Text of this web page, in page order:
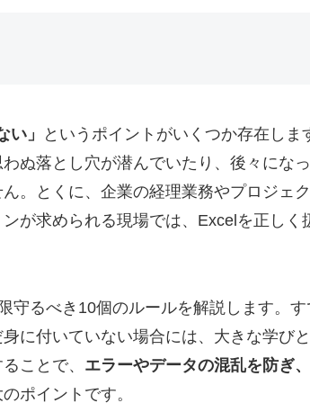
」
というポイントがいくつか存在しま
ぬ落とし穴が潜んでいたり、後々にな
。とくに、企業の経理業務やプロジェ
が求められる現場では、Excelを正しく
守るべき10個のルールを解説します。す
に付いていない場合には、大きな学び
ことで、 エラーやデータの混乱を防ぎ
ポイントです。